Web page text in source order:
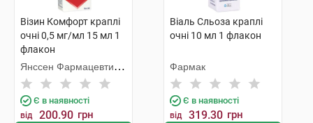
Візин Комфорт краплі
очні 0,5 мг/мл 15 мл 1
флакон
Янссен Фармацевтика
НВ
Є в наявності
від 200.90 грн
Віаль Сльоза краплі
очні 10 мл 1 флакон
Фармак
Є в наявності
від 319.30 грн